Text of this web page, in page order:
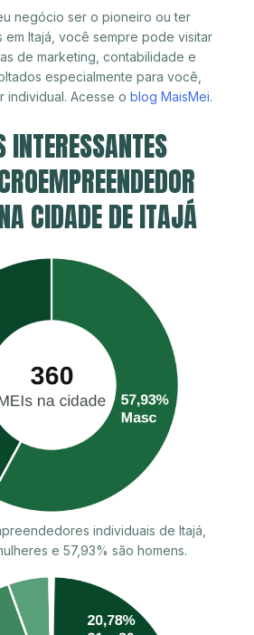
negócio ser o pioneiro ou ter
em Itajá, você sempre pode visitar
de marketing, contabilidade e
especialmente para você,
individual. Acesse o blog MaisMei.
CIDADE DE ITAJÁ
individuais de Itajá,
e 57,93% são homens.